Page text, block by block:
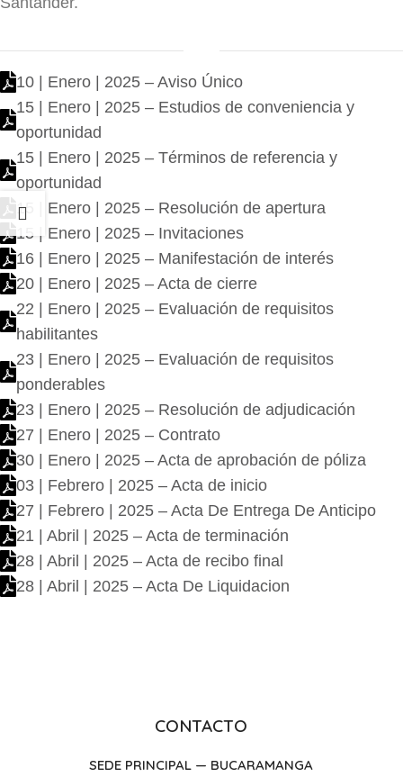
10 | Enero | 2025 – Aviso Único
15 | Enero | 2025 – Estudios de conveniencia y
oportunidad
15 | Enero | 2025 – Términos de referencia y
oportunidad
15 | Enero | 2025 – Resolución de apertura
15 | Enero | 2025 – Invitaciones
16 | Enero | 2025 – Manifestación de interés
20 | Enero | 2025 – Acta de cierre
22 | Enero | 2025 – Evaluación de requisitos
habilitantes
23 | Enero | 2025 – Evaluación de requisitos
ponderables
23 | Enero | 2025 – Resolución de adjudicación
27 | Enero | 2025 – Contrato
30 | Enero | 2025 – Acta de aprobación de póliza
03 | Febrero | 2025 – Acta de inicio
27 | Febrero | 2025 – Acta De Entrega De Anticipo
21 | Abril | 2025 – Acta de terminación
28 | Abril | 2025 – Acta de recibo final
28 | Abril | 2025 – Acta De Liquidacion
CONTACTO
SEDE PRINCIPAL — BUCARAMANGA